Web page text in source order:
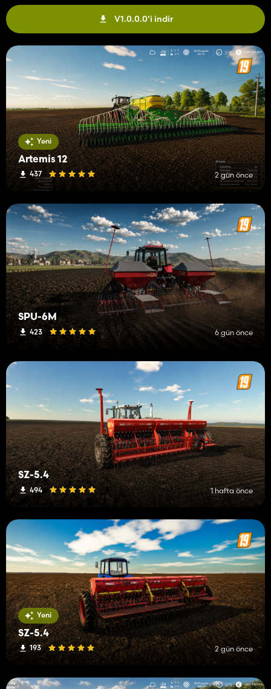
V1.0.0.0'i indir
Yeni
Artemis 12
437 2 gün önce
SPU-6M
423 6 gün önce
SZ-5.4
494 1 hafta önce
Yeni
SZ-5.4
193 2 gün önce